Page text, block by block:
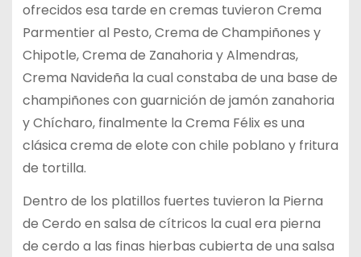
ofrecidos esa tarde en cremas tuvieron Crema
Parmentier al Pesto, Crema de Champiñones y
Chipotle, Crema de Zanahoria y Almendras,
Crema Navideña la cual constaba de una base de
champiñones con guarnición de jamón zanahoria
y Chícharo, finalmente la Crema Félix es una
clásica crema de elote con chile poblano y fritura
de tortilla.
Dentro de los platillos fuertes tuvieron la Pierna
de Cerdo en salsa de cítricos la cual era pierna
de cerdo a las finas hierbas cubierta de una salsa